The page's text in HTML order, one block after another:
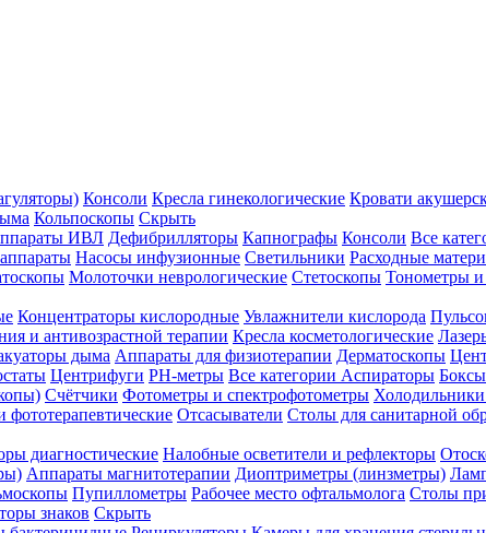
Консоли Кресла гинекологические Кровати
Кольпоскопы Скрыть
ИВЛ Дефибрилляторы Капнографы Консоли Все
Насосы инфузионные Светильники Расходные
Молоточки неврологические Стетоскопы Тонометры
Концентраторы кислородные Увлажнители кислорода
и антивозрастной терапии Кресла косметологические
дыма Аппараты для физиотерапии Дерматоскопы
Центрифуги PH-метры Все категории Аспираторы
Счётчики Фотометры и спектрофотометры
фототерапевтические Отсасыватели Столы для санитарной
диагностические Налобные осветители и рефлекторы
Аппараты магнитотерапии Диоптриметры (линзметры)
Пупиллометры Рабочее место офтальмолога Столы
знаков Скрыть